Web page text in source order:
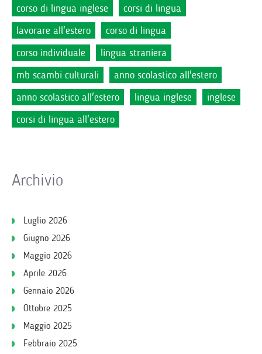
corso di lingua inglese
corsi di lingua
lavorare all'estero
corso di lingua
corso individuale
lingua straniera
mb scambi culturali
anno scolastico all'estero
anno scolastico all'estero
lingua inglese
inglese
corsi di lingua all'estero
Archivio
Luglio 2026
Giugno 2026
Maggio 2026
Aprile 2026
Gennaio 2026
Ottobre 2025
Maggio 2025
Febbraio 2025